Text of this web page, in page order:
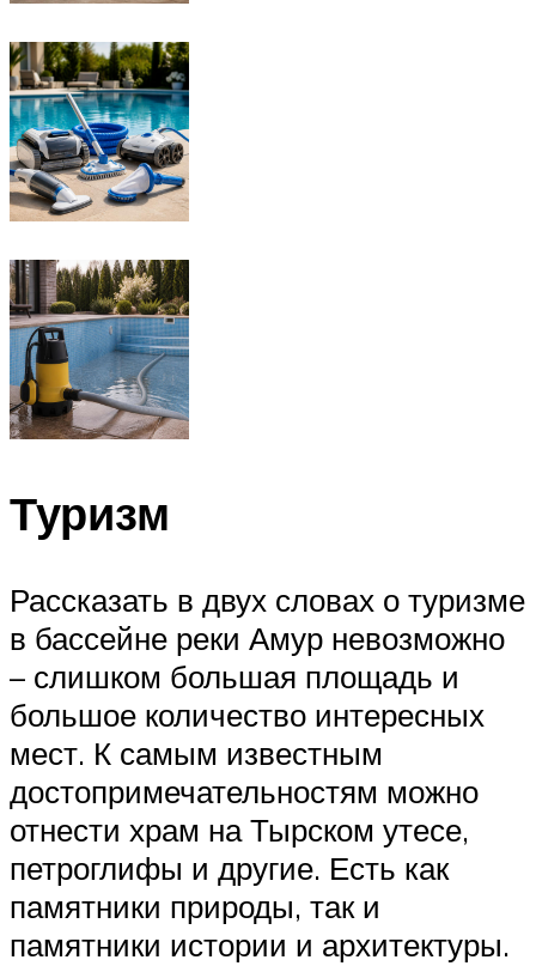
Туризм
Рассказать в двух словах о туризме
в бассейне реки Амур невозможно
– слишком большая площадь и
большое количество интересных
мест. К самым известным
достопримечательностям можно
отнести храм на Тырском утесе,
петроглифы и другие. Есть как
памятники природы, так и
памятники истории и архитектуры.